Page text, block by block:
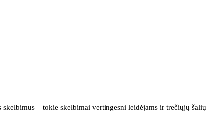
– tokie skelbimai vertingesni leidėjams ir trečiųjų šalių